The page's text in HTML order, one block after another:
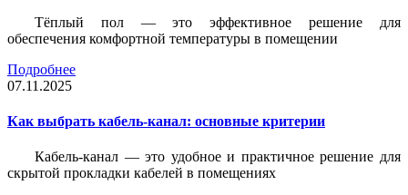
Тёплый пол — это эффективное решение для
обеспечения комфортной температуры в помещении
Подробнее
07.11.2025
Как выбрать кабель-канал: основные критерии
Кабель-канал — это удобное и практичное решение для
скрытой прокладки кабелей в помещениях